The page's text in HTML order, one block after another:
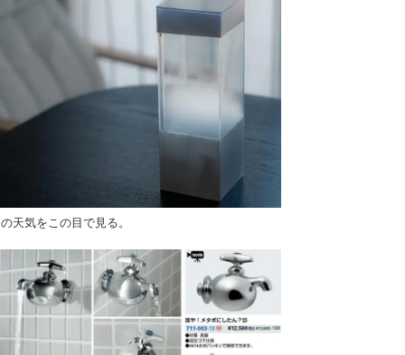
天気をこの目で見る。